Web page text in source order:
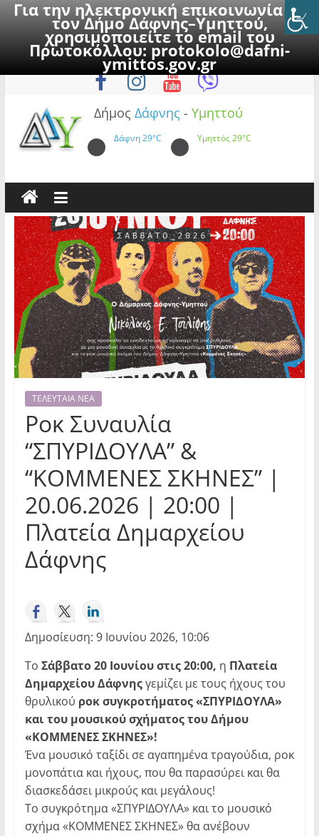
Για την ηλεκτρονική επικοινωνία με
τον Δήμο Δάφνης–Υμηττού,
χρησιμοποιείτε το email του
Πρωτοκόλλου:protokolo@dafni-
ymittos.gov.gr
to
Παρασκευή, 7 Αυγούστου 2026
Δήμος Δάφνης - Υμηττού
Δάφνη29°C Υμηττός29°C
ΤΕΛΕΥΤΑΙΑ ΝΕΑ
Ροκ Συναυλία
“ΣΠΥΡΙΔΟΥΛΑ” &
“ΚΟΜΜΕΝΕΣ ΣΚΗΝΕΣ” |
20.06.2026 | 20:00 |
Πλατεία Δημαρχείου
Δάφνης
Δημοσίευση: 9 Ιουνίου 2026, 10:06
Το Σάββατο 20 Ιουνίου στις 20:00, η Πλατεία
Δημαρχείου Δάφνηςγεμίζει με τους ήχους του
θρυλικού ροκ συγκροτήματος «ΣΠΥΡΙΔΟΥΛΑ»
και του μουσικού σχήματος του Δήμου
«ΚΟΜΜΕΝΕΣ ΣΚΗΝΕΣ»!
Ένα μουσικό ταξίδι σε αγαπημένα τραγούδια, ροκ
μονοπάτια και ήχους, που θα παρασύρει και θα
διασκεδάσει μικρούς και μεγάλους!
Το συγκρότημα «ΣΠΥΡΙΔΟΥΛΑ» και το μουσικό
σχήμα «ΚΟΜΜΕΝΕΣ ΣΚΗΝΕΣ» θα ανέβουν